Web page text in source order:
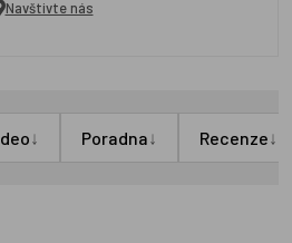
Navštivte nás
↓ Poradna↓ Recenze↓